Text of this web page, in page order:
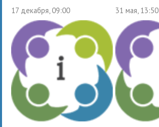
17 декабря, 09:00 31 мая, 13:50